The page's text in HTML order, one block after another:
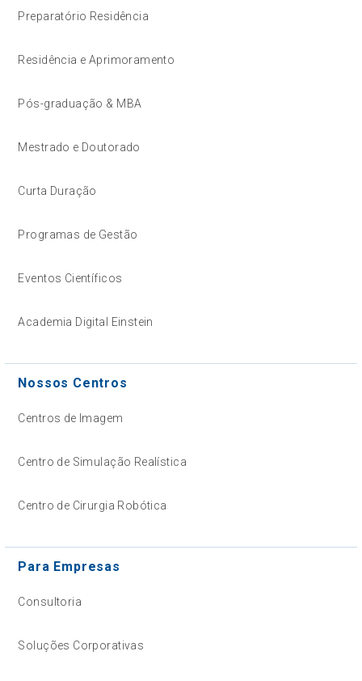
Preparatório Residência
Residência e Aprimoramento
Pós-graduação & MBA
Mestrado e Doutorado
Curta Duração
Programas de Gestão
Eventos Científicos
Academia Digital Einstein
Nossos Centros
Centros de Imagem
Centro de Simulação Realística
Centro de Cirurgia Robótica
Para Empresas
Consultoria
Soluções Corporativas